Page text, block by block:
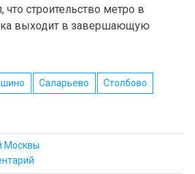
что строительство метро в
выходит в завершающую
Саларьево Столбово
Москвы